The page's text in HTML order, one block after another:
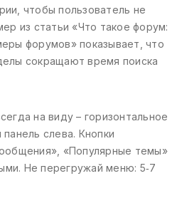
чтобы пользователь не
из статьи «Что такое форум:
форумов» показывает, что
сокращают время поиска
на виду – горизонтальное
слева. Кнопки
«Популярные темы»
Не перегружай меню: 5‑7